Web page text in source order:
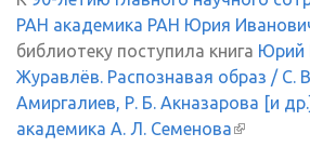
РАН академика РАН Юрия
библиотеку поступила книга Юрий
Журавлёв. Распознавая образ / С.
Амиргалиев, Р. Б. Акназарова [и
академика А. Л. Семенова(внешняя